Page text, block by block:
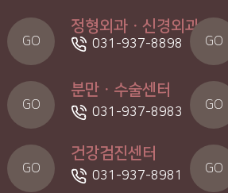
GO
정형외과ㆍ신경외과
031-937-8898 GO
GO
분만ㆍ수술센터
031-937-8983 GO
GO
건강검진센터
031-937-8981 GO